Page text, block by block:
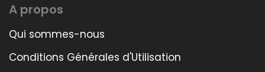
A propos
Qui sommes-nous
Conditions Générales d'Utilisation